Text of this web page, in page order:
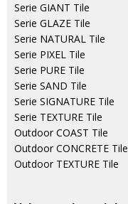
Serie GIANT Tile
Serie GLAZE Tile
Serie NATURAL Tile
Serie PIXEL Tile
Serie PURE Tile
Serie SAND Tile
Serie SIGNATURE Tile
Serie TEXTURE Tile
Outdoor COAST Tile
Outdoor CONCRETE Tile
Outdoor TEXTURE Tile